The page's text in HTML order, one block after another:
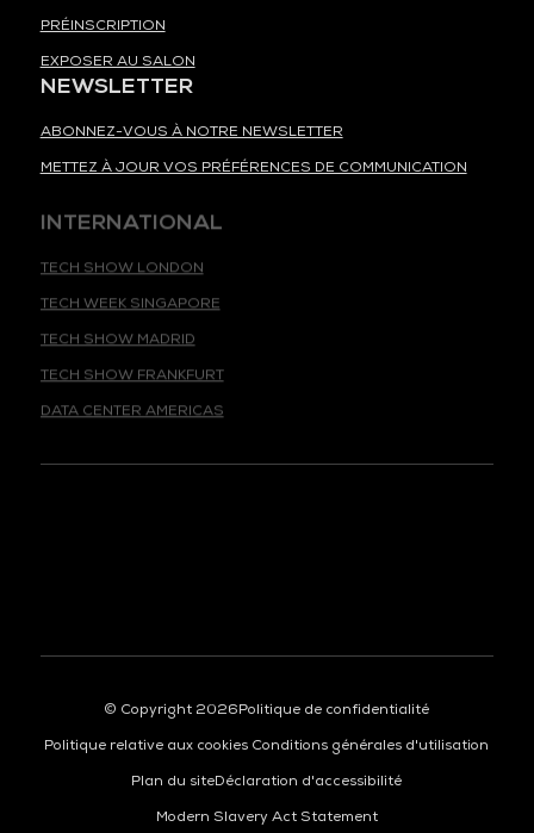
PRÉINSCRIPTION
EXPOSER AU SALON
NEWSLETTER
ABONNEZ-VOUS À NOTRE NEWSLETTER
METTEZ À JOUR VOS PRÉFÉRENCES DE COMMUNICATION
TECH WEEK SINGAPORE
TECH SHOW MADRID
TECH SHOW FRANKFURT
DATA CENTER AMERICAS
© Copyright 2026Politique de confidentialité
Politique relative aux cookies Conditions générales d'utilisation
Plan du siteDéclaration d'accessibilité
Modern Slavery Act Statement